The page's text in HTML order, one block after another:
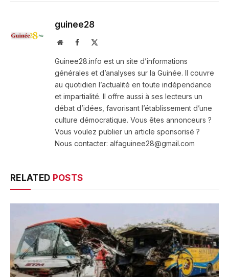
guinee28
WebsiteFacebook
Guinee28.info est un site d’informations
générales et d’analyses sur la Guinée. Il couvre
au quotidien l’actualité en toute indépendance
et impartialité. Il offre aussi à ses lecteurs un
débat d’idées, favorisant l’établissement d’une
culture démocratique. Vous êtes annonceurs ?
Vous voulez publier un article sponsorisé ?
Nous contacter: alfaguinee28@gmail.com
RELATED POSTS